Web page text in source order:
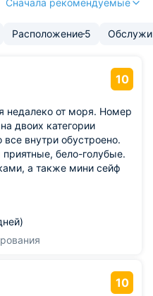
Сначала рекомендуемые
Расположение5
10
недалеко от моря. Номер
двоих категории
внутри обустроено.
бело-голубые.
а также мини сейф
в любое время суток.
10